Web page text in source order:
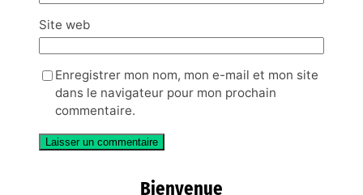
Site web
Enregistrer mon nom, mon e-mail et mon site
dans le navigateur pour mon prochain
commentaire.
Bienvenue